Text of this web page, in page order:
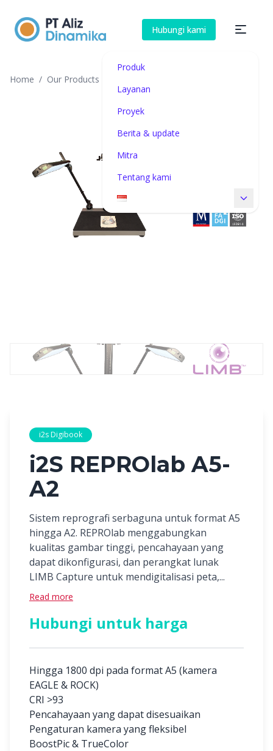
Hubungi kami
Produk
Layanan
Proyek
Berita & update
Mitra
Tentang kami
Home / Our Products
i2s Digibook
i2S REPROlab A5-
A2
Sistem reprografi serbaguna untuk format A5
hingga A2. REPROlab menggabungkan
kualitas gambar tinggi, pencahayaan yang
dapat dikonfigurasi, dan perangkat lunak
LIMB Capture untuk mendigitalisasi peta,...
Read more
Hubungi untuk harga
Hingga 1800 dpi pada format A5 (kamera
EAGLE & ROCK)
CRI >93
Pencahayaan yang dapat disesuaikan
Pengaturan kamera yang fleksibel
BoostPic & TrueColor